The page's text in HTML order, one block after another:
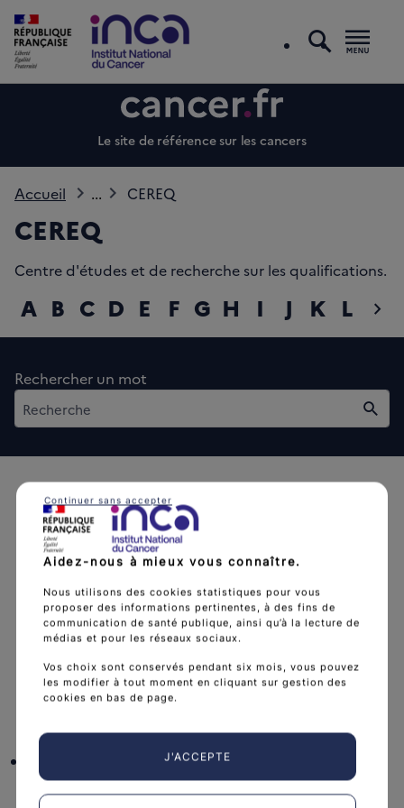
Le site de référence sur les cancers
Accueil ... CEREQ
CEREQ
Centre d'études et de recherche sur les qualifications.
chevron_right
A B C D E F G H I J K L M
Rechercher un mot
sanitaire et scientifique en cancérologie de l’État.
Découvrir l’Institut arrow_forward
instagram
Aidez-nous à mieux vous connaître.
Nous utilisons des cookies statistiques pour vous
proposer des informations pertinentes, à des fins de
communication de santé publique, ainsi qu’à la lecture de
médias et pour les réseaux sociaux.
Vos choix sont conservés pendant six mois, vous pouvez
les modifier à tout moment en cliquant sur gestion des
cookies en bas de page.
J'ACCEPTE
Continuer sans accepter